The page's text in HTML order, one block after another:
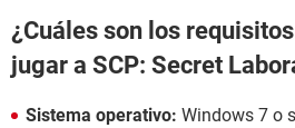
¿Cuáles son los
jugar a SCP: Secret
Sistema operativo: Windows 7 o